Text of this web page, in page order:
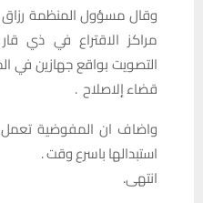
وقال مسؤول المنظمة رزاق
مراكز الاقتراع في ذي
التصويت بواقع جهازين في
قضاء إلاصلاح .
واضاف ان المفوضية
استبدالها باسرع وقت .
انتهى.